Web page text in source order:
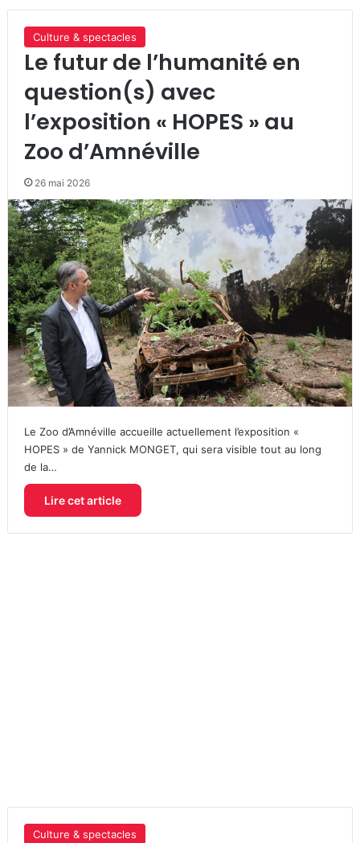
Culture & spectacles
Le futur de l’humanité en
question(s) avec
l’exposition « HOPES » au
Zoo d’Amnéville
26 mai 2026
Le Zoo d’Amnéville accueille actuellement l’exposition «
HOPES » de Yannick MONGET, qui sera visible tout au long
de la…
Lire cet article
Culture & spectacles